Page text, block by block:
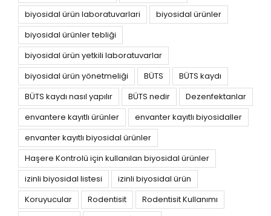
biyosidal ürün laboratuvarlari
biyosidal ürünler
biyosidal ürünler tebliği
biyosidal ürün yetkili laboratuvarlar
biyosidal ürün yönetmeliği
BÜTS
BÜTS kaydı
BÜTS kaydı nasıl yapılır
BÜTS nedir
Dezenfektanlar
envantere kayıtlı ürünler
envanter kayıtlı biyosidaller
envanter kayıtlı biyosidal ürünler
Haşere Kontrolü için kullanılan biyosidal ürünler
izinli biyosidal listesi
izinli biyosidal ürün
Koruyucular
Rodentisit
Rodentisit Kullanımı